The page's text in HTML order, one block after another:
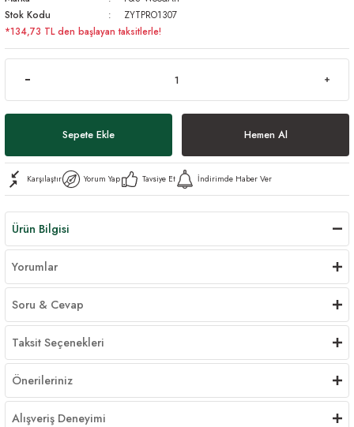
Stok Kodu
ZYTPRO1307
*134,73 TL den başlayan taksitlerle!
Sepete Ekle Hemen Al
Karşılaştır Yorum Yap Tavsiye Et İndirimde Haber Ver
Ürün Bilgisi
Yorumlar
Soru & Cevap
Taksit Seçenekleri
Önerileriniz
Alışveriş Deneyimi